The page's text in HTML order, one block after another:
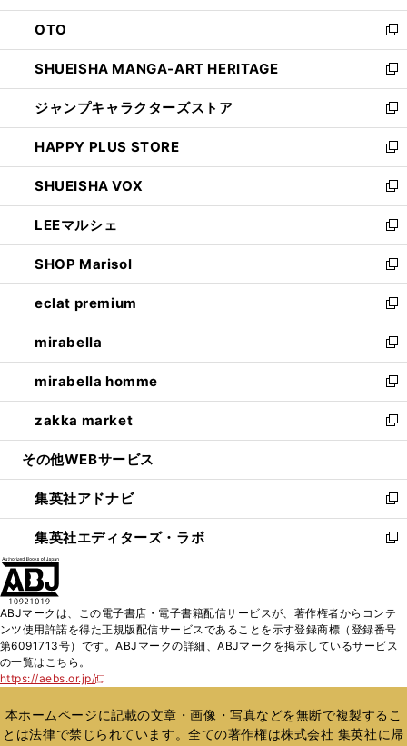
ウ
で
開
く
ン
ド
ウ
で
開
く
OTO
新
し
い
ウ
ィ
ン
ド
ウ
で
開
く
SHUEISHA MANGA-ART HERITAGE
新
し
い
ウ
ィ
ン
ド
ウ
で
開
く
ジャンプキャラクターズストア
新
し
い
ウ
ィ
ン
ド
ウ
で
開
く
HAPPY PLUS STORE
新
し
い
ウ
ィ
ン
ド
ウ
で
開
く
SHUEISHA VOX
新
し
い
ウ
ィ
ン
ド
ウ
で
開
く
LEEマルシェ
新
し
い
ウ
ィ
ン
ド
ウ
で
開
く
SHOP Marisol
新
し
い
ウ
ィ
ン
ド
ウ
で
開
eclat premium
新
し
い
ウ
ィ
ン
ド
ウ
開
く
mirabella
新
し
い
ウ
ィ
ン
ウ
で
開
く
mirabella homme
新
し
い
ウ
ン
ド
ウ
で
zakka market
新
し
ウ
ィ
ン
ド
く
その他WEBサービス
集英社アドナビ
新
し
い
ド
ウ
で
集英社エディターズ・ラボ
新
ィ
ン
ド
開
く
ABJマークは、この電子書店・電子書籍配信サービスが、著作権者からコンテ
ンツ使用許諾を得た正規版配信サービスであることを示す登録商標（登録番号
第6091713号）です。ABJマークの詳細、ABJマークを掲示しているサービス
の一覧はこちら。
https://aebs.or.jp/
新
い
ウ
ィ
本ホームページに記載の文章・画像・写真などを無断で複製するこ
とは法律で禁じられています。全ての著作権は株式会社 集英社に帰